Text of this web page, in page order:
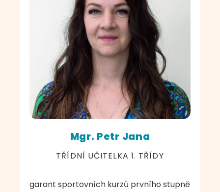
Mgr. Petr Jana
TŘÍDNÍ UČITELKA 1. TŘÍDY
garant sportovních kurzů prvního stupně